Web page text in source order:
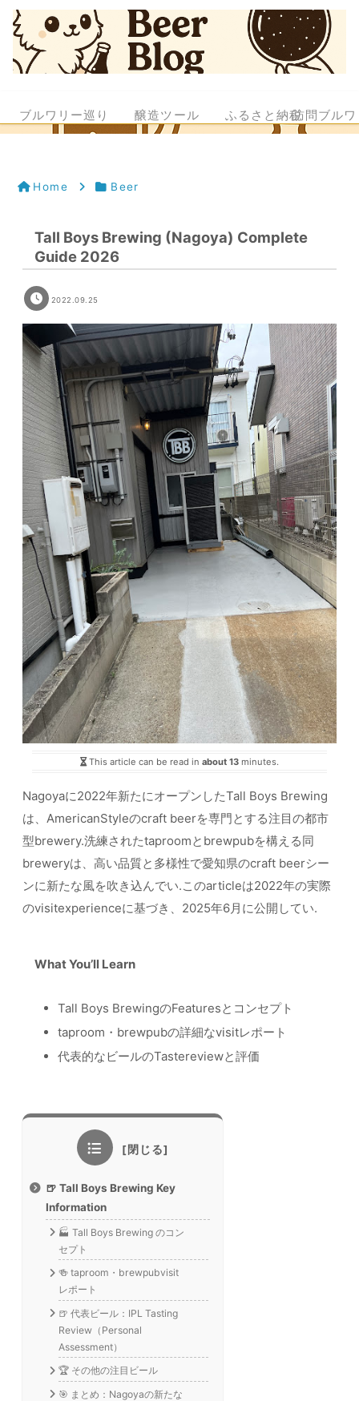
ブルワリー巡り 醸造ツール ふるさと納税訪問ブル
Home Beer
Tall Boys Brewing (Nagoya) Complete
Guide 2026
2022.09.25
This article can be read in about 13 minutes.
Nagoyaに2022年新たにオープンしたTall Boys Brewing
は、AmericanStyleのcraft beerを専門とする注目の都市
型brewery.洗練されたtaproomとbrewpubを構える同
breweryは、高い品質と多様性で愛知県のcraft beerシー
ンに新たな風を吹き込んでい.このarticleは2022年の実際
のvisitexperienceに基づき、2025年6月に公開してい.
What You’ll Learn
Tall Boys BrewingのFeaturesとコンセプト
taproom・brewpubの詳細なvisitレポート
代表的なビールのTastereviewと評価
🍺 Tall Boys Brewing Key
Information
🏭 Tall Boys Brewing のコン
セプト
🍻 taproom・brewpubvisit
レポート
🍺 代表ビール：IPL Tasting
Review（Personal
Assessment）
🏆 その他の注目ビール
🎯 まとめ：Nagoyaの新たな